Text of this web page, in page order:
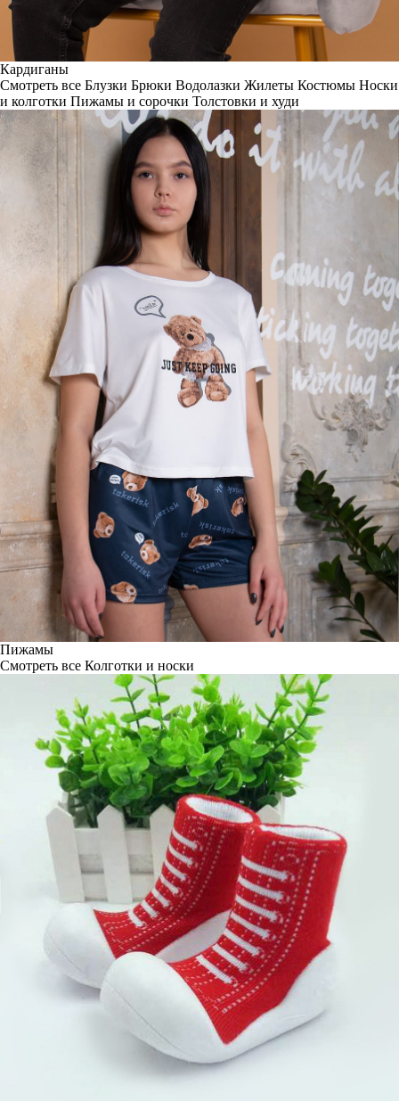
Кардиганы
Смотреть все Блузки Брюки Водолазки Жилеты Костюмы Носки
и колготки Пижамы и сорочки Толстовки и худи
Пижамы
Смотреть все Колготки и носки